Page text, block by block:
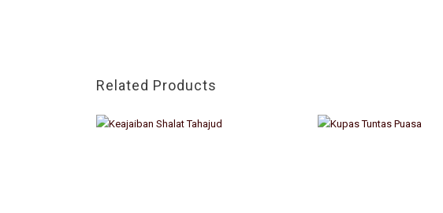
Related Products